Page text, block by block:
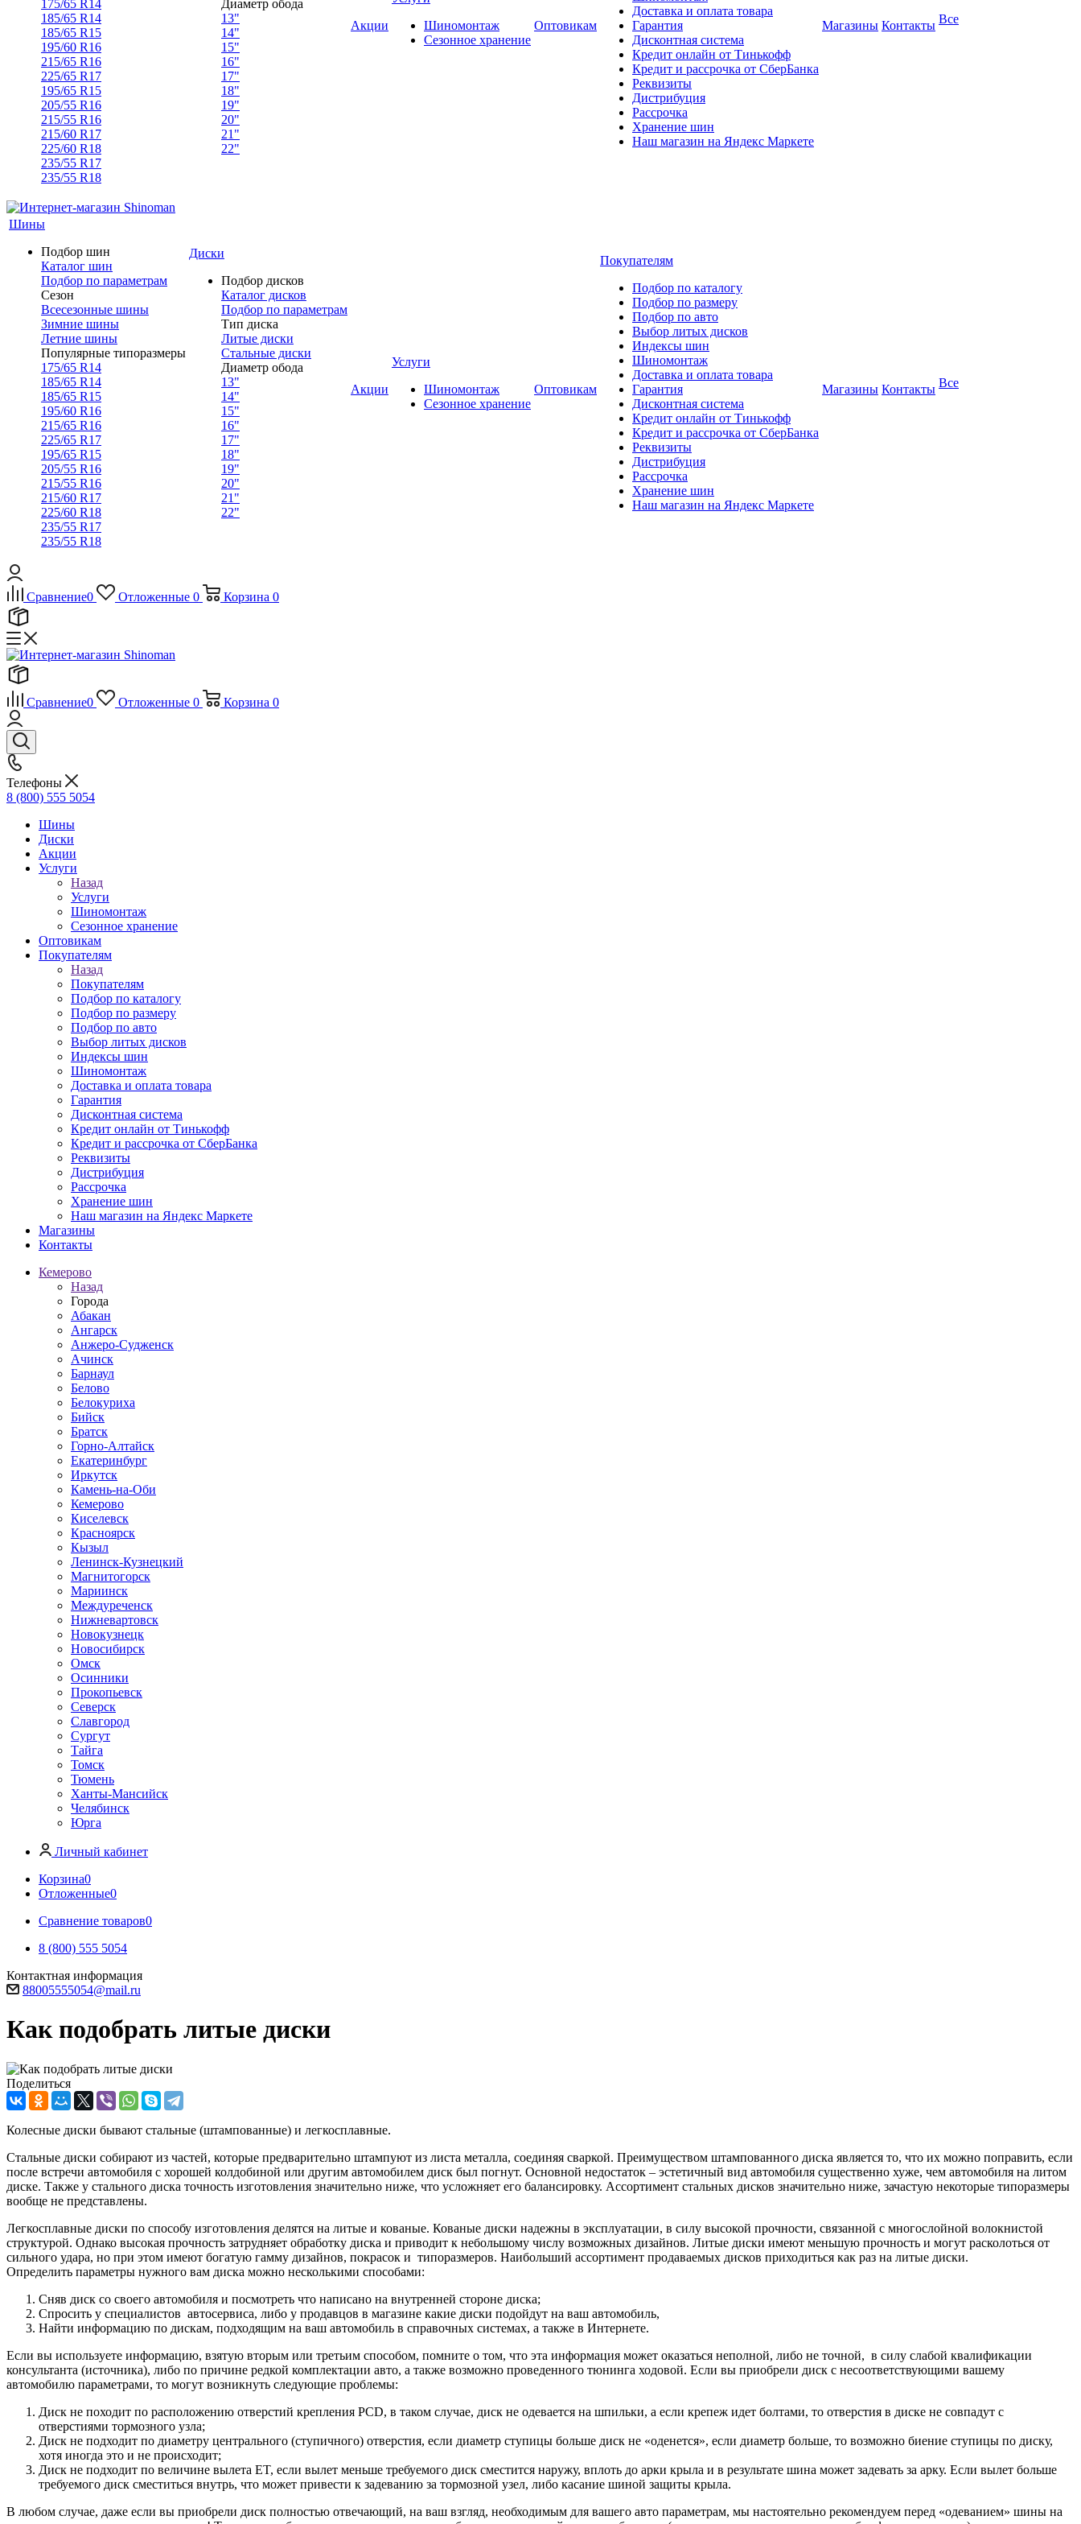
175/65 R14
185/65 R14
185/65 R15
195/60 R16
215/65 R16
225/65 R17
195/65 R15
205/55 R16
215/55 R16
215/60 R17
225/60 R18
235/55 R17
235/55 R18
Диаметр обода
13"
14"
15"
16"
17"
18"
19"
20"
21"
22"
Акции
Шиномонтаж
Сезонное хранение
Оптовикам
Доставка и оплата товара
Гарантия
Дисконтная система
Кредит онлайн от Тинькофф
Кредит и рассрочка от СберБанка
Реквизиты
Дистрибуция
Рассрочка
Хранение шин
Наш магазин на Яндекс Маркете
Магазины Контакты Все
Шины
Подбор шин
Каталог шин
Подбор по параметрам
Сезон
Всесезонные шины
Зимние шины
Летние шины
Популярные типоразмеры
175/65 R14
185/65 R14
185/65 R15
195/60 R16
215/65 R16
225/65 R17
195/65 R15
205/55 R16
215/55 R16
215/60 R17
225/60 R18
235/55 R17
235/55 R18
Диски
Подбор дисков
Каталог дисков
Подбор по параметрам
Тип диска
Литые диски
Стальные диски
Диаметр обода
13"
14"
15"
16"
17"
18"
19"
20"
21"
22"
Акции
Услуги
Шиномонтаж
Сезонное хранение
Оптовикам
Покупателям
Подбор по каталогу
Подбор по размеру
Подбор по авто
Выбор литых дисков
Индексы шин
Шиномонтаж
Доставка и оплата товара
Гарантия
Дисконтная система
Кредит онлайн от Тинькофф
Кредит и рассрочка от СберБанка
Реквизиты
Дистрибуция
Рассрочка
Хранение шин
Наш магазин на Яндекс Маркете
Магазины Контакты Все
Сравнение0 Отложенные 0 Корзина 0
Сравнение0 Отложенные 0 Корзина 0
Телефоны
8 (800) 555 5054
Шины
Диски
Акции
Услуги
Назад
Услуги
Шиномонтаж
Сезонное хранение
Оптовикам
Покупателям
Назад
Покупателям
Подбор по каталогу
Подбор по размеру
Подбор по авто
Выбор литых дисков
Индексы шин
Шиномонтаж
Доставка и оплата товара
Гарантия
Дисконтная система
Кредит онлайн от Тинькофф
Кредит и рассрочка от СберБанка
Реквизиты
Дистрибуция
Рассрочка
Хранение шин
Наш магазин на Яндекс Маркете
Магазины
Контакты
Кемерово
Назад
Города
Абакан
Ангарск
Анжеро-Судженск
Ачинск
Барнаул
Белово
Белокуриха
Бийск
Братск
Горно-Алтайск
Екатеринбург
Иркутск
Камень-на-Оби
Кемерово
Киселевск
Красноярск
Кызыл
Ленинск-Кузнецкий
Магнитогорск
Мариинск
Междуреченск
Нижневартовск
Новокузнецк
Новосибирск
Омск
Осинники
Прокопьевск
Северск
Славгород
Сургут
Тайга
Томск
Тюмень
Ханты-Мансийск
Челябинск
Юрга
Личный кабинет
Корзина0
Отложенные0
Сравнение товаров0
8 (800) 555 5054
Контактная информация
88005555054@mail.ru
Как подобрать литые диски
Поделиться
Колесные диски бывают стальные (штампованные) и легкосплавные.
Стальные диски собирают из частей, которые предварительно штампуют из листа металла, соединяя сваркой. Преимуществом штампованного диска является то, что их можно поправить, если
после встречи автомобиля с хорошей колдобиной или другим автомобилем диск был погнут. Основной недостаток – эстетичный вид автомобиля существенно хуже, чем автомобиля на литом
диске. Также у стального диска точность изготовления значительно ниже, что усложняет его балансировку. Ассортимент стальных дисков значительно ниже, зачастую некоторые типоразмеры
вообще не представлены.
Легкосплавные диски по способу изготовления делятся на литые и кованые. Кованые диски надежны в эксплуатации, в силу высокой прочности, связанной с многослойной волокнистой
структурой. Однако высокая прочность затрудняет обработку диска и приводит к небольшому числу возможных дизайнов. Литые диски имеют меньшую прочность и могут расколоться от
сильного удара, но при этом имеют богатую гамму дизайнов, покрасок и типоразмеров. Наибольший ассортимент продаваемых дисков приходиться как раз на литые диски.
Определить параметры нужного вам диска можно несколькими способами:
Сняв диск со своего автомобиля и посмотреть что написано на внутренней стороне диска;
Спросить у специалистов автосервиса, либо у продавцов в магазине какие диски подойдут на ваш автомобиль,
Найти информацию по дискам, подходящим на ваш автомобиль в справочных системах, а также в Интернете.
Если вы используете информацию, взятую вторым или третьим способом, помните о том, что эта информация может оказаться неполной, либо не точной, в силу слабой квалификации
консультанта (источника), либо по причине редкой комплектации авто, а также возможно проведенного тюнинга ходовой. Если вы приобрели диск с несоответствующими вашему
автомобилю параметрами, то могут возникнуть следующие проблемы:
Диск не походит по расположению отверстий крепления PCD, в таком случае, диск не одевается на шпильки, а если крепеж идет болтами, то отверстия в диске не совпадут с
отверстиями тормозного узла;
Диск не подходит по диаметру центрального (ступичного) отверстия, если диаметр ступицы больше диск не «оденется», если диаметр больше, то возможно биение ступицы по диску,
хотя иногда это и не происходит;
Диск не подходит по величине вылета ET, если вылет меньше требуемого диск сместится наружу, вплоть до арки крыла и в результате шина может задевать за арку. Если вылет больше
требуемого диск сместиться внутрь, что может привести к задеванию за тормозной узел, либо касание шиной защиты крыла.
В любом случае, даже если вы приобрели диск полностью отвечающий, на ваш взгляд, необходимым для вашего авто параметрам, мы настоятельно рекомендуем перед «одеванием» шины на